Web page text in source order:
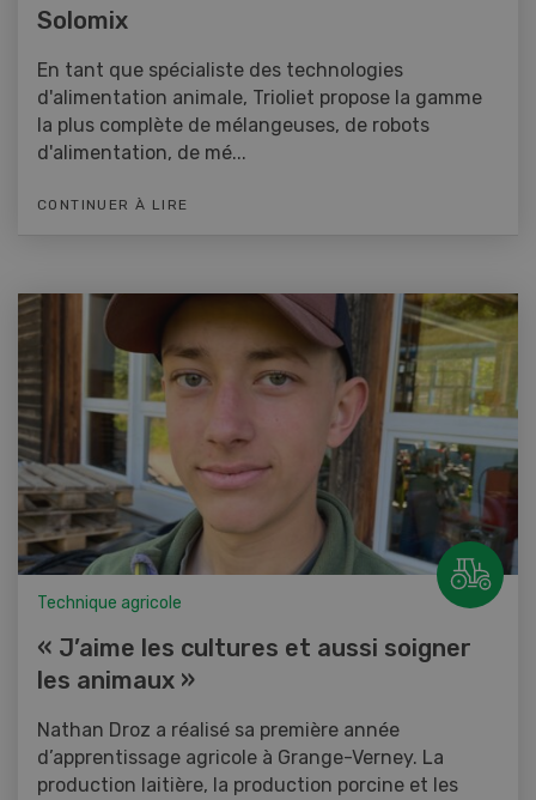
Solomix
En tant que spécialiste des technologies
d'alimentation animale, Trioliet propose la gamme
la plus complète de mélangeuses, de robots
d'alimentation, de mé...
CONTINUER À LIRE
Technique agricole
« J’aime les cultures et aussi soigner
les animaux »
Nathan Droz a réalisé sa première année
d’apprentissage agricole à Grange-Verney. La
production laitière, la production porcine et les